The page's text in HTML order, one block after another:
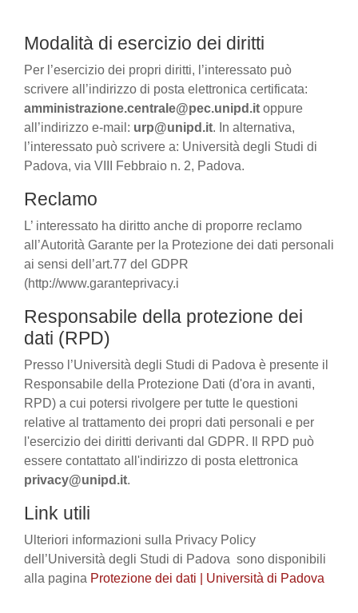
Modalità di esercizio dei diritti
Per l’esercizio dei propri diritti, l’interessato può
scrivere all’indirizzo di posta elettronica certificata:
amministrazione.centrale@pec.unipd.it oppure
all’indirizzo e-mail: urp@unipd.it. In alternativa,
l’interessato può scrivere a: Università degli Studi di
Padova, via VIII Febbraio n. 2, Padova.
Reclamo
L’ interessato ha diritto anche di proporre reclamo
all’Autorità Garante per la Protezione dei dati personali
ai sensi dell’art.77 del GDPR
(http://www.garanteprivacy.i
Responsabile della protezione dei
dati (RPD)
Presso l’Università degli Studi di Padova è presente il
Responsabile della Protezione Dati (d'ora in avanti,
RPD) a cui potersi rivolgere per tutte le questioni
relative al trattamento dei propri dati personali e per
l'esercizio dei diritti derivanti dal GDPR. Il RPD può
essere contattato all'indirizzo di posta elettronica
privacy@unipd.it.
Link utili
Ulteriori informazioni sulla Privacy Policy
dell’Università degli Studi di Padova sono disponibili
alla pagina Protezione dei dati | Università di Padova